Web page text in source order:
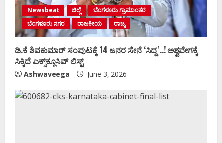
Newsbeat ಜಿಲ್ಲೆ
ಬೆಂಗಳೂರು ಗ್ರಾಮಾಂತರ
ಬೆಂಗಳೂರು ನಗರ
ರಾಜಕೀಯ ರಾಜ್ಯ
ಡಿ.ಕೆ ಶಿವಕುಮಾರ್‌ ಸಂಪುಟಕ್ಕೆ 14 ಜನರ ಸೇನೆ ʻಸಿದ್ದʼ..! ಅಶ್ವವೇಗಕ್ಕೆ
ಸಿಕ್ಕಿದೆ ಎಕ್ಸ್‌ಕ್ಲೂಸಿವ್‌ ಲಿಸ್ಟ್‌
Ashwaveega June 3, 2026